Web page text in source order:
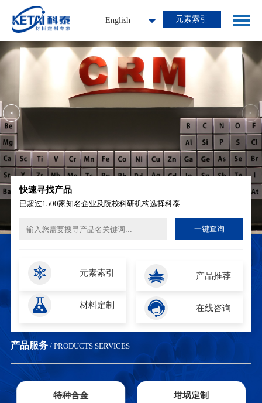
English 元素索引
快速寻找产品
已超过1500家知名企业及院校科研机构选择科泰
一键查询
元素索引 产品推荐
材料定制 在线咨询
产品服务/ PRODUCTS SERVICES
特种合金 坩埚定制